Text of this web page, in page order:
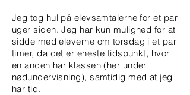
Jeg tog hul på elevsamtalerne for et par
uger siden. Jeg har kun mulighed for at
sidde med eleverne om torsdag i et par
timer, da det er eneste tidspunkt, hvor
en anden har klassen (her under
nødundervisning), samtidig med at jeg
har tid.